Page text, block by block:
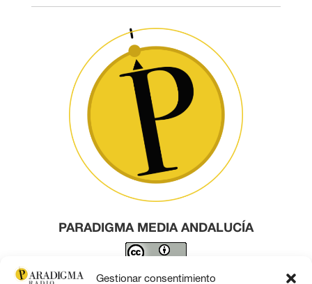
Gestionar consentimiento
PARADIGMA MEDIA ANDALUCÍA
Este obra está bajo una licencia de Creative Commons